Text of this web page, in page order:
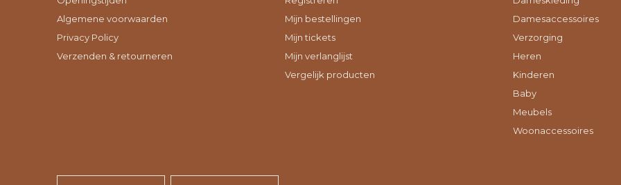
Algemene voorwaarden
Privacy Policy
Verzenden & retourneren
Mijn bestellingen
Mijn tickets
Mijn verlanglijst
Vergelijk producten
Damesaccessoires
Verzorging
Heren
Kinderen
Baby
Meubels
Woonaccessoires